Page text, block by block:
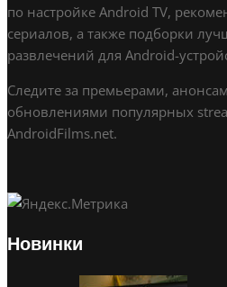
по настройке Android TV,
сериалов, а также подборки
развлечений для Android-
Следите за премьерами,
обновлениями популярных
AndroidFilms.net.
Новинки